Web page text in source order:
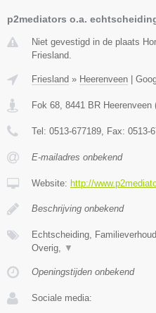
p2mediators o.a.
Niet gevestigd in de plaats
Friesland.
Friesland » Heerenveen
Fok 68 8441 BR Heerenveen
Tel: 0513-677189 , Fax: 0513-
E-mailadres onbekend
Website: http://
Beschrijving onbekend
Echtscheiding,
Overig,
▼
Openingstijden onbekend
Sociale media: